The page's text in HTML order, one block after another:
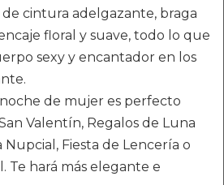
cintura adelgazante, braga
floral y suave, todo lo que
sexy y encantador en los
de mujer es perfecto
Valentín, Regalos de Luna
Nupcial, Fiesta de Lencería o
Te hará más elegante e